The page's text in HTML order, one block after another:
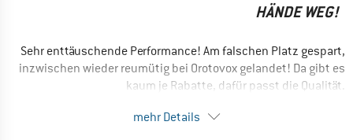
HÄNDE WEG!
Sehr enttäuschende Performance! Am falschen Platz gespart,
inzwischen wieder reumütig bei Orotovox gelandet! Da gibt es
kaum je Rabatte, dafür passt die Qualität.
den 1990er Jahren! Keinerlei Vorteil einer Merino-Qualität
mehr Details